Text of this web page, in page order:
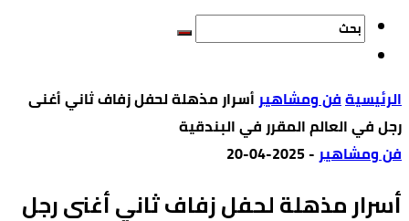
‫الرئيسية‬فن ومشاهير أسرار مذهلة لحفل زفاف ثاني أغنى
رجل في العالم المقرر في البندقية
فن ومشاهير -
2025-04-20
أسرار مذهلة لحفل زفاف ثاني أغنى رجل